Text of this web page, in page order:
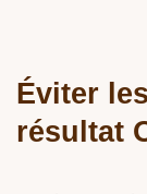
Éviter
résultat